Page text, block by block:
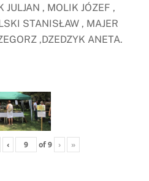
JULJAN , MOLIK JÓZEF ,
STANISŁAW , MAJER
,DZEDZYK ANETA.
‹ of9 › »